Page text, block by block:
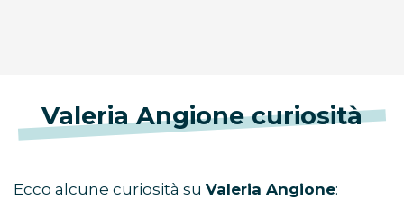
Valeria Angione curiosità
Ecco alcune curiosità su Valeria Angione: